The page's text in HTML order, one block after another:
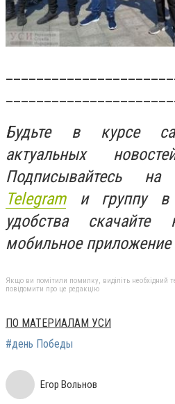
Будьте в курсе
актуальных
Подписывайтесь
Telegramи группу в
удобства скачайте
мобильное приложение
Якщо ви помітили помилку, виділіть необхідний
повідомити про це редакцію
ПО МАТЕРИАЛАМ УСИ
#день Победы
Егор Вольнов